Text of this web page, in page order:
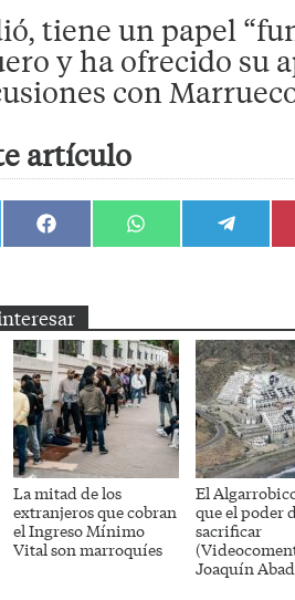
tiene un papel
y ha ofrecido su
con
artículo
Compartir
en
Compartir
en
Compartir
en
La mitad de los
extranjeros que cobran
el Ingreso Mínimo
Vital son marroquíes
El
que el poder
sacrificar
Joaquín